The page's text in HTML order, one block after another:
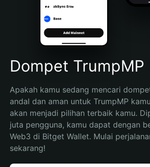
Português (Brasil)
Español (Argentina)
Dompet TrumpMP
Apakah kamu sedang mencari
andal dan aman untuk TrumpMP
akan menjadi pilihan terbaik kamu.
juta pengguna, kamu dapat dengan
Web3 di Bitget Wallet. Mulai
sekarang!